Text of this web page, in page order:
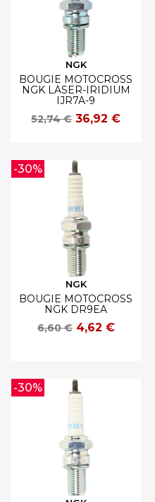
NGK
BOUGIE MOTOCROSS
NGK LASER-IRIDIUM
IJR7A-9
52,74 € 36,92 €
NGK
BOUGIE MOTOCROSS
NGK DR9EA
6,60 € 4,62 €
-30%
-30%